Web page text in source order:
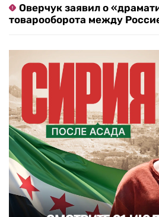
Оверчук заявил о
товарооборота между